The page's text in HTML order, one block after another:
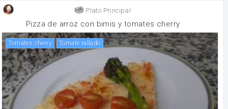
Plato Principal
Pizza de arroz con bimis y tomates cherry
tomates cherry Tomate rallado